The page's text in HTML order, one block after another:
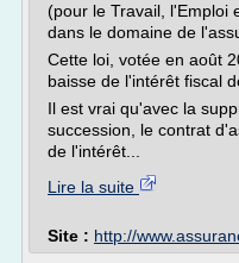
(pour le Travail, l'Emploi
dans le domaine de
Cette loi, votée en août
baisse de l'intérêt fiscal
Il est vrai qu'avec la
succession, le contrat
de l'intérêt...
Lire la suite
Site : http://